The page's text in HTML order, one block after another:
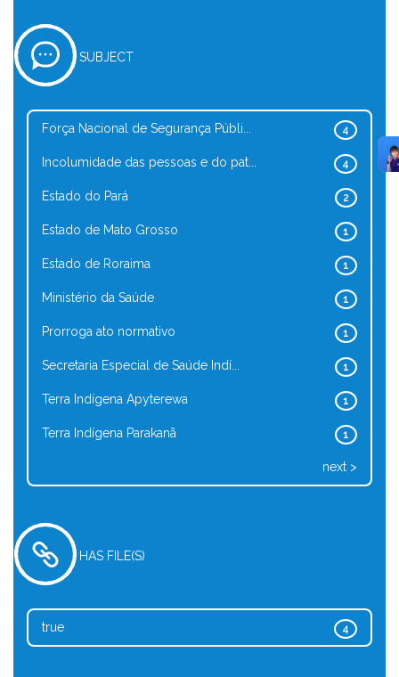
SUBJECT
4
Força Nacional de Segurança Públi...
4
Incolumidade das pessoas e do pat...
2
Estado do Pará
1
Estado de Mato Grosso
1
Estado de Roraima
1
Ministério da Saúde
1
Prorroga ato normativo
1
Secretaria Especial de Saúde Indí...
1
Terra Indígena Apyterewa
1
Terra Indígena Parakanã
next >
HAS FILE(S)
4
true